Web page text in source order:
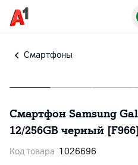
Смартфоны
Смартфон Samsung
12/256GB черный [F966]
Код товара 1026696